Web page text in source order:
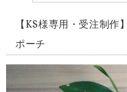
【KS様専用・受注制
ポーチ